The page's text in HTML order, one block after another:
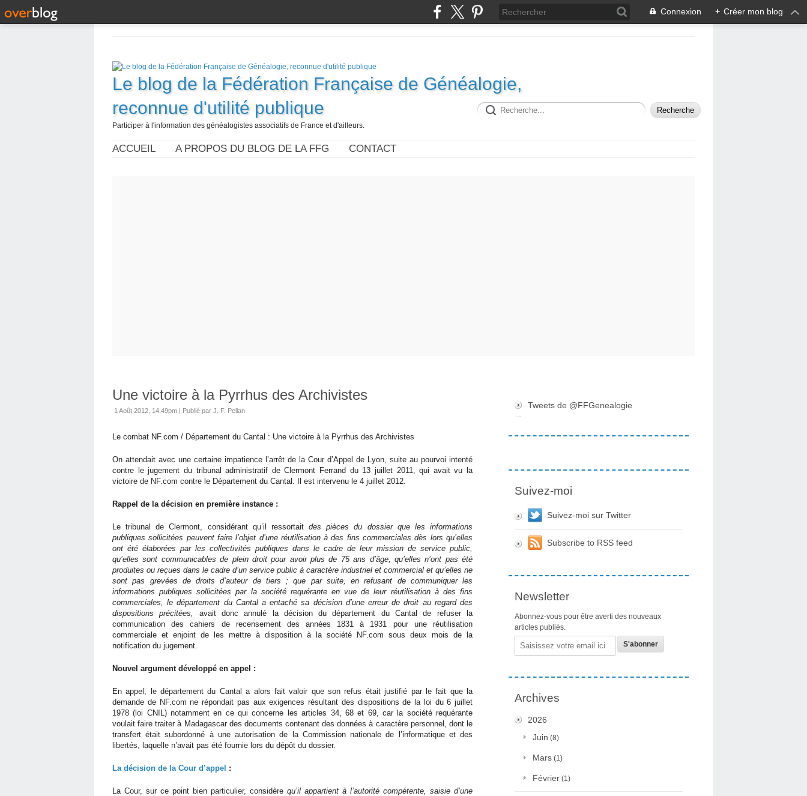
Connexion + Créer mon blog
Le blog de la Fédération Française de Généalogie,
reconnue d'utilité publique
Participer à l'information des généalogistes associatifs de France et d'ailleurs.
ACCUEIL A PROPOS DU BLOG DE LA FFG CONTACT
Une victoire à la Pyrrhus des Archivistes
1 Août 2012, 14:49pm | Publié par J. F. Pellan
Le combat NF.com / Département du Cantal : Une victoire à la Pyrrhus des Archivistes
On attendait avec une certaine impatience l’arrêt de la Cour d’Appel de Lyon, suite au pourvoi intenté
contre le jugement du tribunal administratif de Clermont Ferrand du 13 juillet 2011, qui avait vu la
victoire de NF.com contre le Département du Cantal. Il est intervenu le 4 juillet 2012.
Rappel de la décision en première instance :
Le tribunal de Clermont, considérant qu’il ressortaitdes pièces du dossier que les informations
publiques sollicitées peuvent faire l’objet d’une réutilisation à des fins commerciales dès lors qu’elles
ont été élaborées par les collectivités publiques dans le cadre de leur mission de service public,
qu’elles sont communicables de plein droit pour avoir plus de 75 ans d’âge, qu’elles n’ont pas été
produites ou reçues dans le cadre d’un service public à caractère industriel et commercial et qu’elles ne
sont pas grevées de droits d’auteur de tiers ; que par suite, en refusant de communiquer les
informations publiques sollicitées par la société requérante en vue de leur réutilisation à des fins
commerciales, le département du Cantal a entaché sa décision d’une erreur de droit au regard des
dispositions précitées,
avait donc annulé la décision du département du Cantal de refuser la
communication des cahiers de recensement des années 1831 à 1931 pour une réutilisation
commerciale et enjoint de les mettre à disposition à la société NF.com sous deux mois de la
notification du jugement.
Nouvel argument développé en appel :
En appel, le département du Cantal a alors fait valoir que son refus était justifié par le fait que la
demande de NF.com ne répondait pas aux exigences résultant des dispositions de la loi du 6 juillet
1978 (loi CNIL) notamment en ce qui concerne les articles 34, 68 et 69, car la société requérante
voulait faire traiter à Madagascar des documents contenant des données à caractère personnel, dont le
transfert était subordonné à une autorisation de la Commission nationale de l’informatique et des
libertés, laquelle n’avait pas été fournie lors du dépôt du dossier.
La décision de la Cour d’appel :
La Cour, sur ce point bien particulier, considère qu’il appartient à l’autorité compétente, saisie d’une
Tweets de @FFGenealogie
Suivez-moi
Suivez-moi sur Twitter
Subscribe to RSS feed
Newsletter
Abonnez-vous pour être averti des nouveaux
articles publiés.
Email
Archives
2026
Juin (8)
Mars (1)
Février (1)